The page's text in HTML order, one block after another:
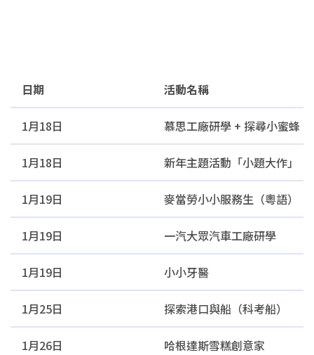
日期
活動名稱
日期
活動名稱
1月18日 慕思工廠研學 + 探尋小蜜蜂
1月18日 新年主題活動「小題大作」
1月19日 麥當勞小小服務生（粵語）
1月19日 一汽大眾汽車工廠研學
1月19日 小小牙醫
1月25日 探索港口與船（科考船）
1月26日 哈根達斯雪糕創意家